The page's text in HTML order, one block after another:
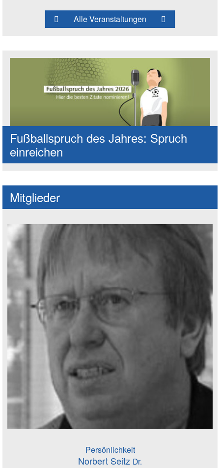
Alle Veranstaltungen
Fußballspruch des Jahres: Spruch
einreichen
Mitglieder
Persönlichkeit
Norbert Seitz Dr.